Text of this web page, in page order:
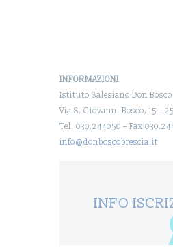
INFORMAZIONI
Istituto Salesiano Don Bosco
Via S. Giovanni Bosco, 15 –
Tel. 030.244050 – Fax
info@donboscobrescia.it
INFO